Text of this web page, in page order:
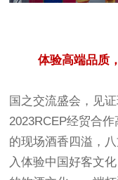
体验高端品质
国之交流盛会，见
2023RCEP经贸合
的现场酒香四溢，
入体验中国好客文